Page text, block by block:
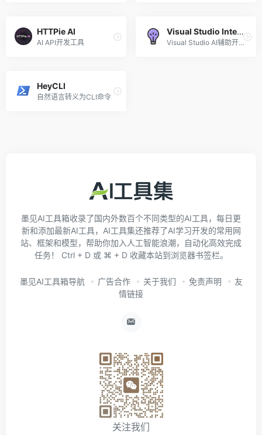
HTTPie AI
AI API开发工具
Visual Studio IntelliCode
Visual Studio AI辅助开发
HeyCLI
自然语言转义为CLI命令
墨见AI工具箱收录了国内外数百个不同类型的AI工具，每日更
新和添加最新AI工具，AI工具集还推荐了AI学习开发的常用网
站、框架和模型，帮助你加入人工智能浪潮，自动化高效完成
任务！ Ctrl + D 或 ⌘ + D 收藏本站到浏览器书签栏。
墨见AI工具箱导航 广告合作 关于我们 免责声明
友
情链接
关注我们